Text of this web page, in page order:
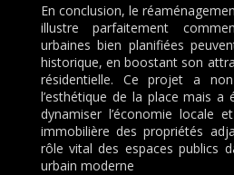
En conclusion, le
illustre parfaitement
urbaines bien planifiées
historique, en boostant son
résidentielle. Ce projet a
l’esthétique de la place mais a
dynamiser l’économie locale
immobilière des propriétés
rôle vital des espaces publics
urbain moderne